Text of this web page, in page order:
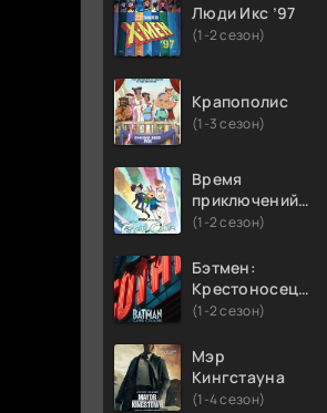
Люди Икс ’97
(1-2 сезон)
Крапополис
(1-3 сезон)
Время
приключений:
Фионна и Кейк
(1-2 сезон)
Бэтмен:
Крестоносец в
плаще
(1-2 сезон)
Мэр
Кингстауна
(1-4 сезон)